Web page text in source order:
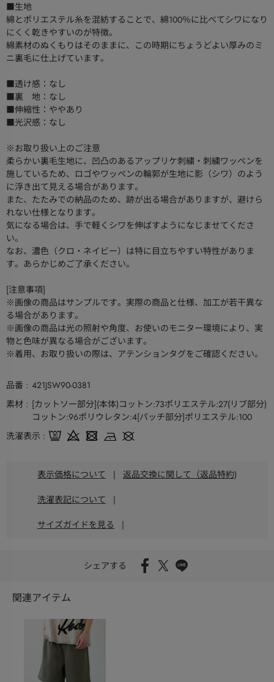
■生地
綿とポリエステル糸を混紡することで、綿100％に比べてシワになり
にくく乾きやすいのが特徴。
綿素材のぬくもりはそのままに、この時期にちょうどよい厚みのミ
ニ裏毛に仕上げています。
■透け感：なし
■裏 地：なし
■伸縮性：ややあり
■光沢感：なし
※お取り扱い上のご注意
柔らかい裏毛生地に、凹凸のあるアップリケ刺繍・刺繍ワッペンを
施しているため、ロゴやワッペンの輪郭が生地に影（シワ）のよう
に浮き出て見える場合があります。
また、たたみでの納品のため、跡が出る場合がありますが、避けら
れない仕様となります。
気になる場合は、手で軽くシワを伸ばすようになじませてくださ
い。
なお、濃色（クロ・ネイビー）は特に目立ちやすい特性がありま
す。あらかじめご了承ください。
[注意事項]
※画像の商品はサンプルです。実際の商品と仕様、加工が若干異な
る場合があります。
※画像の商品は光の照射や角度、お使いのモニター環境により、実
物と色味が異なる場合がございます。
※着用、お取り扱いの際は、アテンションタグをご確認ください。
品番
421JSW90-0381
素材
[カットソー部分](本体)コットン:73ポリエステル:27(リブ部分)
コットン:96ポリウレタン:4[パッチ部分]ポリエステル:100
洗濯表示
表示価格について | 返品交換に関して（返品特約)
洗濯表記について |
サイズガイドを見る |
シェアする
関連アイテム